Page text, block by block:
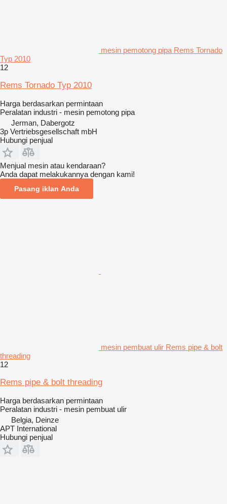
mesin pemotong pipa Rems Tornado
Typ 2010
12
Rems Tornado Typ 2010
Harga berdasarkan permintaan
Peralatan industri - mesin pemotong pipa
Jerman, Dabergotz
3p Vertriebsgesellschaft mbH
Hubungi penjual
Menjual mesin atau kendaraan?
Anda dapat melakukannya dengan kami!
Pasang iklan Anda
mesin pembuat ulir Rems pipe & bolt
threading
12
Rems pipe & bolt threading
Harga berdasarkan permintaan
Peralatan industri - mesin pembuat ulir
Belgia, Deinze
APT International
Hubungi penjual